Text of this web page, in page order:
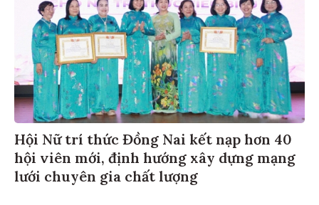
Hội Nữ trí thức Đồng Nai kết nạp hơn 40
hội viên mới, định hướng xây dựng mạng
lưới chuyên gia chất lượng